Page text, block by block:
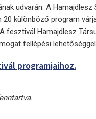
udvarán. A
20 különböző program
fesztivál Hamajdlesz
fellépési
programjaihoz.